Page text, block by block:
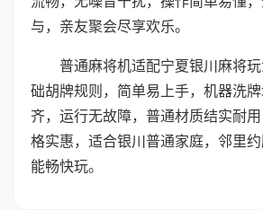
与，亲友聚会尽享欢乐。
普通麻将机适配宁夏银川麻将
础胡牌规则，简单易上手，机器洗
齐，运行无故障，普通材质结实耐
格实惠，适合银川普通家庭，邻里
能畅快玩。